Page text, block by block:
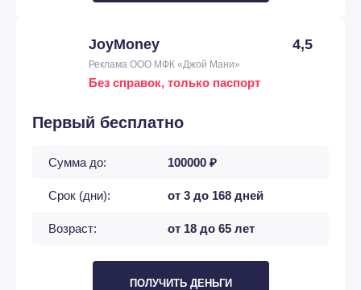
JoyMoney 4,5
Реклама ООО МФК «Джой Мани»
Без справок, только паспорт
Первый бесплатно
Сумма до: 100000 ₽
Срок (дни): от 3 до 168 дней
Возраст: от 18 до 65 лет
ПОЛУЧИТЬ ДЕНЬГИ